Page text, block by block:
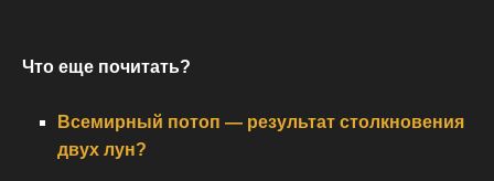
Что еще почитать?
Всемирный потоп — результат столкновения
двух лун?